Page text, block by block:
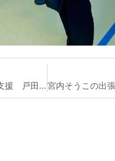
戸田市 こども食堂「アマフカフェ」今年最後の開催 戸田市のひとり親支援 戸田市議会議員宮内そうこ